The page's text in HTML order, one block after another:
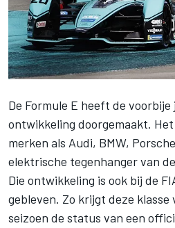
De Formule E heeft de voorbije
ontwikkeling doorgemaakt.
merken als Audi, BMW,
elektrische tegenhanger van
Die ontwikkeling is ook bij de
gebleven. Zo krijgt deze klasse
seizoen de status van een